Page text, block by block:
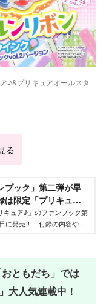
♪&プリキュアオールスタ
る
ブック」第二弾が早
限定「プリキュア
アイスとキュアウイ
キューンとキュアキ
キュア♪」のファンブック第
に発売！ 付録の内容や、
ともだち」では
大人気連載中！